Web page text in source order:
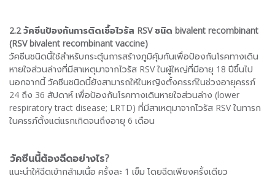
2.2 วัคซีนป้องกันการติดเชื้อไวรัส RSV ชนิด bivalent recombinant
(RSV bivalent recombinant vaccine)
วัคซีนชนิดนี้ใช้สำหรับกระตุ้นการสร้างภูมิคุ้มกันเพื่อป้องกันโรคทางเดิน
หายใจส่วนล่างที่มีสาเหตุมาจากไวรัส RSV ในผู้ใหญ่ที่มีอายุ 18 ปีขึ้นไป
นอกจากนี้ วัคซีนชนิดนี้ยังสามารถให้ในหญิงตั้งครรภ์ในช่วงอายุครรภ์
24 ถึง 36 สัปดาห์ เพื่อป้องกันโรคทางเดินหายใจส่วนล่าง (lower
respiratory tract disease; LRTD) ที่มีสาเหตุมาจากไวรัส RSV ในทารก
ในครรภ์ตั้งแต่แรกเกิดจนถึงอายุ 6 เดือน
วัคซีนนี้ต้องฉีดอย่างไร?
แนะนำให้ฉีดเข้ากล้ามเนื้อ ครั้งละ 1 เข็ม โดยฉีดเพียงครั้งเดียว